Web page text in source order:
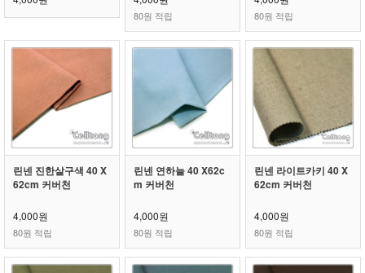
80원 적립 80원 적립
린넨 진한살구색 40 X
62cm 커버천
4,000원
80원 적립
린넨 연하늘 40 X62c
m 커버천
4,000원
80원 적립
린넨 라이트카키 40 X
62cm 커버천
4,000원
80원 적립